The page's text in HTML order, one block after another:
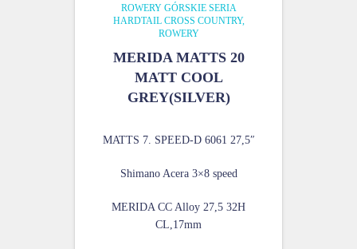
ROWERY GÓRSKIE SERIA
HARDTAIL CROSS COUNTRY
ROWERY
MERIDA MATTS 20
MATT COOL
GREY(SILVER)
MATTS 7. SPEED-D 6061 27,5″
Shimano Acera 3×8 speed
MERIDA CC Alloy 27,5 32H
CL,17mm